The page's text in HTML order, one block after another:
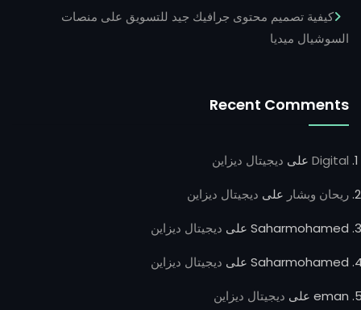
كيفية تصميم محتوى جرافيك جيد للتسويق على منصات
السوشيال ميديا
Recent Comments
Digital على ديجيتال ديزاين
ريحان وبشار على ديجيتال ديزاين
Saharmohamed على ديجيتال ديزاين
Saharmohamed على ديجيتال ديزاين
eman على ديجيتال ديزاين